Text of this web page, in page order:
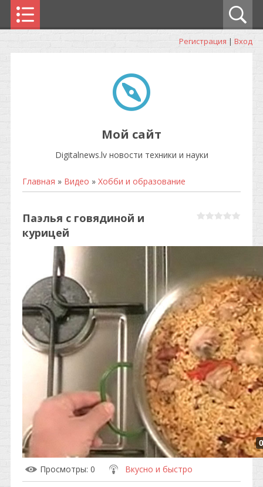
Регистрация | Вход
Мой сайт
Digitalnews.lv новости техники и науки
Главная » Видео » Хобби и образование
Паэлья с говядиной и
курицей
Просмотры: 0 Вкусно и быстро